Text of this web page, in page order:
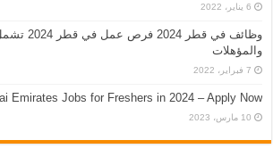
6 يناير، 2022
وظائف في قطر
والمؤهلات
7 فبراير، 2022
Emirates Jobs for Freshers in 2024 – Apply Now
10 مارس، 2023